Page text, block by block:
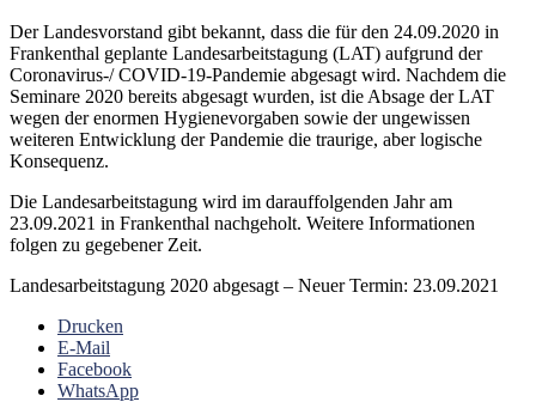
Der Landesvorstand gibt bekannt, dass die für den 24.09.2020 in
Frankenthal geplante Landesarbeitstagung (LAT) aufgrund der
Coronavirus-/ COVID-19-Pandemie abgesagt wird. Nachdem die
Seminare 2020 bereits abgesagt wurden, ist die Absage der LAT
wegen der enormen Hygienevorgaben sowie der ungewissen
weiteren Entwicklung der Pandemie die traurige, aber logische
Konsequenz.
Die Landesarbeitstagung wird im darauffolgenden Jahr am
23.09.2021 in Frankenthal nachgeholt. Weitere Informationen
folgen zu gegebener Zeit.
Landesarbeitstagung 2020 abgesagt – Neuer Termin: 23.09.2021
Drucken
E-Mail
Facebook
WhatsApp